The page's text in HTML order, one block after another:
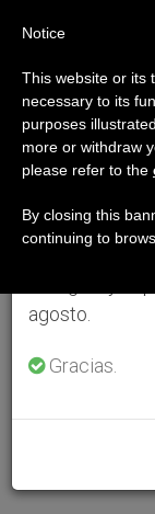
Aviso
Del 27 de
anual,
se generan
agosto.
Gracias.
Notice
This website or its
necessary to its
purposes
more or withdraw
please refer to the
By closing this
continuing to